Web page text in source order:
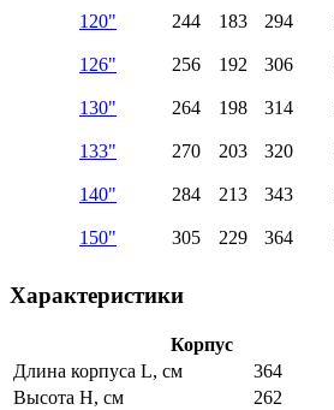
120" 244 183 294
126" 256 192 306
130" 264 198 314
133" 270 203 320
140" 284 213 343
150" 305 229 364
Характеристики
Корпус
Длина корпуса L, см
364
Высота H, см
262